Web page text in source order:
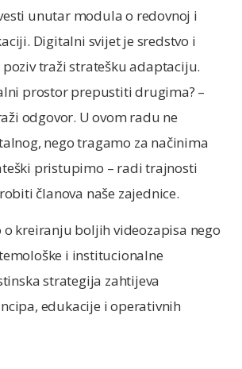
unutar modula o redovnoj i
Digitalni svijet je sredstvo i
traži stratešku adaptaciju.
prostor prepustiti drugima? –
odgovor. U ovom radu ne
nego tragamo za načinima
pristupimo – radi trajnosti
članova naše zajednice.
o kreiranju boljih videozapisa nego
i institucionalne
strategija zahtijeva
edukacije i operativnih